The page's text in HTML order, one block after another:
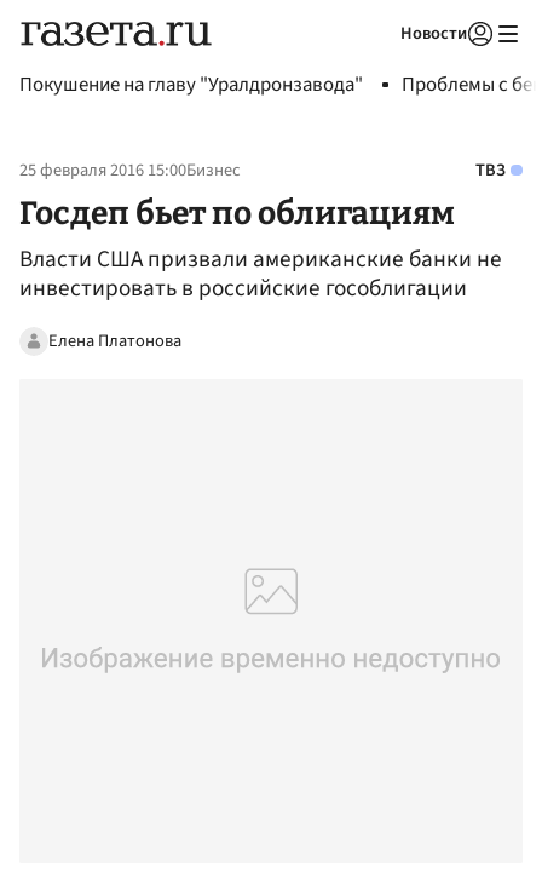
Новости
Покушение на главу "Уралдронзавода" Проблемы с
25 февраля 2016 15:00Бизнес ТВЗ
Госдеп бьет по облигациям
Власти США призвали американские банки не
инвестировать в российские гособлигации
Елена Платонова